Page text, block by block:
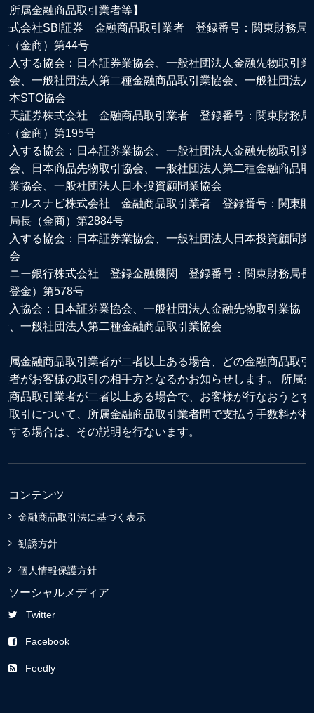
所属金融商品取引業者等】
式会社SBI証券 金融商品取引業者 登録番号：関東財務局
（金商）第44号
入する協会：日本証券業協会、一般社団法人金融先物取引業
会、一般社団法人第二種金融商品取引業協会、一般社団法人
本STO協会
天証券株式会社 金融商品取引業者 登録番号：関東財務局
（金商）第195号
入する協会：日本証券業協会、一般社団法人金融先物取引業
会、日本商品先物取引協会、一般社団法人第二種金融商品取
業協会、一般社団法人日本投資顧問業協会
ェルスナビ株式会社 金融商品取引業者 登録番号：関東財
局長（金商）第2884号
入する協会：日本証券業協会、一般社団法人日本投資顧問業
会
ニー銀行株式会社 登録金融機関 登録番号：関東財務局長
登金）第578号
入協会：日本証券業協会、一般社団法人金融先物取引業協
、一般社団法人第二種金融商品取引業協会
属金融商品取引業者が二者以上ある場合、どの金融商品取引
者がお客様の取引の相手方となるかお知らせします。 所属金
商品取引業者が二者以上ある場合で、お客様が行なおうとす
取引について、所属金融商品取引業者間で支払う手数料が相
する場合は、その説明を行ないます。
コンテンツ
金融商品取引法に基づく表示
勧誘方針
個人情報保護方針
ソーシャルメディア
Twitter
Facebook
Feedly